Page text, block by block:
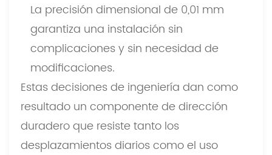
La precisión dimensional de 0,01 mm
garantiza una instalación sin
complicaciones y sin necesidad de
modificaciones.
Estas decisiones de ingeniería dan como
resultado un componente de dirección
duradero que resiste tanto los
desplazamientos diarios como el uso